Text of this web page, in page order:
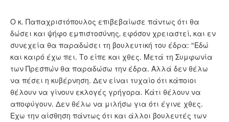
Ο κ. Παπαχριστόπουλος επιβεβαίωσε πάντως ότι θα
δώσει και ψήφο εμπιστοσύνης, εφόσον χρειαστεί, και εν
συνεχεία θα παραδώσει τη βουλευτική του έδρα: "Εδώ
και καιρό έχω πει. Το είπε και χθες. Μετά τη Συμφωνία
των Πρεσπών θα παραδώσω την έδρα. Αλλά δεν θέλω
να πέσει η κυβέρνηση. Δεν είναι τυχαίο ότι κάποιοι
θέλουν να γίνουν εκλογές γρήγορα. Κάτι θέλουν να
αποφύγουν. Δεν θέλω να μιλήσω για ότι έγινε χθες.
Εχω την αίσθηση πάντως ότι και άλλοι βουλευτές των